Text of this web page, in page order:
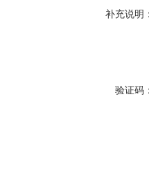
补充说明
验证码